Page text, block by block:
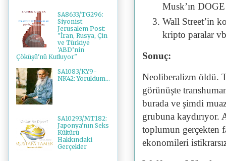
Musk’ın
Wall Street’in
kripto paralar
Sonuç:
Neoliberalizm öldü.
görünüşte
burada ve şimdi
grubuna kaydırıyor.
toplumun gerçekten
ekonomileri
SA8633/TG296:
Siyonist
Jerusalem Post:
"İran, Rusya, Çin
ve Türkiye
'ABD’nin
Çöküşü'nü Kutluyor"
SA1083/KY9-
NK42: Yoruldum...
SA10293/MT182:
Japonya'nın Seks
Kültürü
Hakkındaki
Gerçekler